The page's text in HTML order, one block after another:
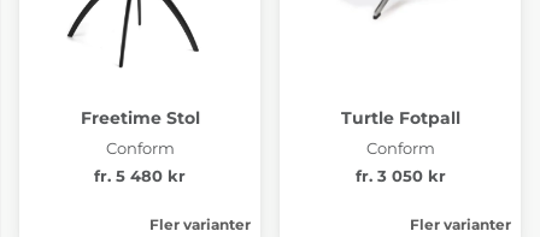
Freetime Stol
Conform
fr. 5 480 kr
Fler varianter
Turtle Fotpall
Conform
fr. 3 050 kr
Fler varianter